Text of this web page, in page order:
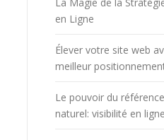
en Ligne
Élever votre site web
meilleur
Le pouvoir du
naturel: visibilité en ligne